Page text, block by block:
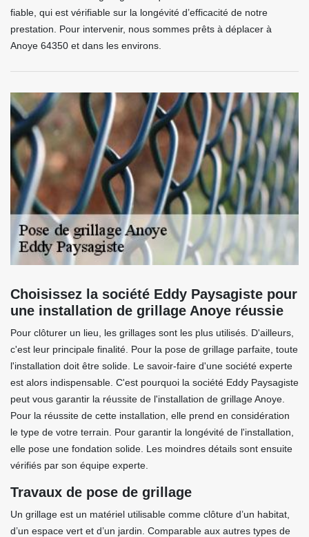
fiable, qui est vérifiable sur la longévité d’efficacité de notre
prestation. Pour intervenir, nous sommes prêts à déplacer à
Anoye 64350 et dans les environs.
Choisissez la société Eddy Paysagiste pour
une installation de grillage Anoye réussie
Pour clôturer un lieu, les grillages sont les plus utilisés. D'ailleurs,
c'est leur principale finalité. Pour la pose de grillage parfaite, toute
l'installation doit être solide. Le savoir-faire d'une société experte
est alors indispensable. C'est pourquoi la société Eddy Paysagiste
peut vous garantir la réussite de l'installation de grillage Anoye.
Pour la réussite de cette installation, elle prend en considération
le type de votre terrain. Pour garantir la longévité de l'installation,
elle pose une fondation solide. Les moindres détails sont ensuite
vérifiés par son équipe experte.
Travaux de pose de grillage
Un grillage est un matériel utilisable comme clôture d’un habitat,
d’un espace vert et d’un jardin. Comparable aux autres types de